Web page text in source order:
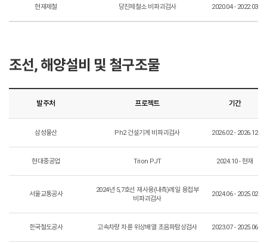
현재제철 당진제철소 비파괴검사 2020.04 - 2022.03
조선, 해양설비 및 철구조물
발주처 프로젝트 기간
삼성물산 Ph2 건설기계 비파괴검사 2026.02 - 2026.12
현대중공업 Trion PJT 2024.10 - 현재
서울교통공사
2024년 5,7호선 재사용(내측)레일 용접부
비파괴검사
2024.06 - 2025.02
한국철도공사 고속차량 차륜 위상배열 초음파탐상검사 2023.07 - 2025.06